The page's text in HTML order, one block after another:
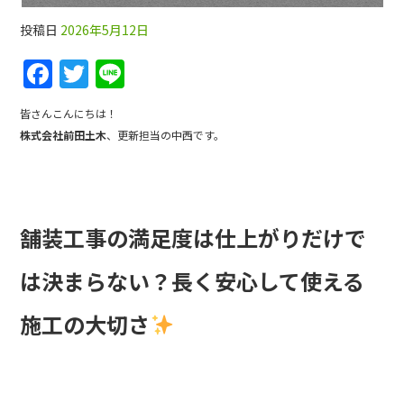
投稿日 2026年5月12日
F
a
c
o
o
k
T
w
itt e
皆さんこんにちは！
株式会社前田土木、更新担当の中西です。
舗装工事の満足度は仕上がりだけで
は決まらない？長く安心して使える
施工の大切さ